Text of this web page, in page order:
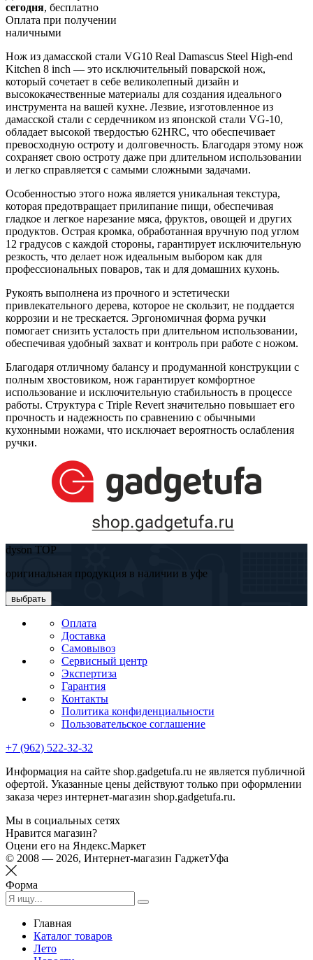
сегодня, бесплатно
Оплата при получении
наличными
Нож из дамасской стали VG10 Real Damascus Steel High-end
Kitchen 8 inch — это исключительный поварской нож,
который сочетает в себе великолепный дизайн и
высококачественные материалы для создания идеального
инструмента на вашей кухне. Лезвие, изготовленное из
дамасской стали с сердечником из японской стали VG-10,
обладает высокой твердостью 62HRC, что обеспечивает
превосходную остроту и долговечность. Благодаря этому нож
сохраняет свою остроту даже при длительном использовании
и легко справляется с самыми сложными задачами.
Особенностью этого ножа является уникальная текстура,
которая предотвращает прилипание пищи, обеспечивая
гладкое и легкое нарезание мяса, фруктов, овощей и других
продуктов. Острая кромка, обработанная вручную под углом
12 градусов с каждой стороны, гарантирует исключительную
резкость, что делает нож идеальным выбором как для
профессиональных поваров, так и для домашних кухонь.
Рукоять выполнена из прочного и эстетически
привлекательного дерева, которое не скользит, не поддается
коррозии и не трескается. Эргономичная форма ручки
помогает снизить усталость при длительном использовании,
обеспечивая удобный захват и контроль при работе с ножом.
Благодаря отличному балансу и продуманной конструкции с
полным хвостовиком, нож гарантирует комфортное
использование и исключительную стабильность в процессе
работы. Структура с Triple Revert значительно повышает его
прочность и надежность по сравнению с обычными
кухонными ножами, что исключает вероятность ослабления
ручки.
dyson TOP
оригинальная продукция в наличии в уфе
выбрать
Оплата
Доставка
Самовывоз
Сервисный центр
Экспертиза
Гарантия
Контакты
Политика конфиденциальности
Пользовательское соглашение
+7 (962) 522-32-32
Информация на сайте shop.gadgetufa.ru не является публичной
офертой. Указанные цены действуют только при оформлении
заказа через интернет-магазин shop.gadgetufa.ru.
Мы в социальных сетях
Нравится магазин?
Оцени его на Яндекс.Маркет
© 2008 — 2026, Интернет-магазин ГаджетУфа
Форма
Главная
Каталог товаров
Лето